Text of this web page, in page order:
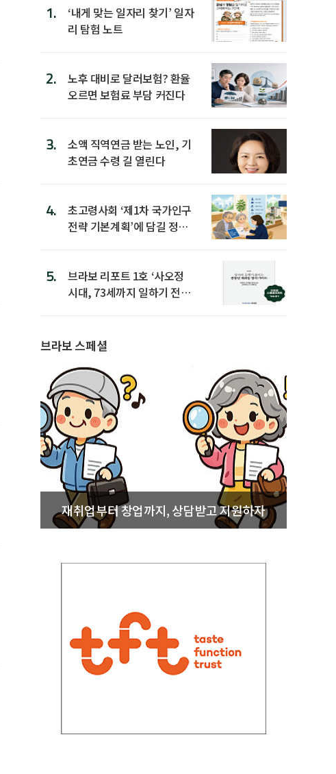
1.
‘내게 맞는 일자리 찾기’ 일자
리 탐험 노트
2.
노후 대비로 달러보험? 환율
오르면 보험료 부담 커진다
3.
소액 직역연금 받는 노인, 기
초연금 수령 길 열린다
4.
초고령사회 ‘제1차 국가인구
전략 기본계획’에 담길 정책
5.
브라보 리포트 1호 ‘사오정
시대, 73세까지 일하기 전략’
브라보 스페셜
재취업부터 창업까지, 상담받고 지원하자